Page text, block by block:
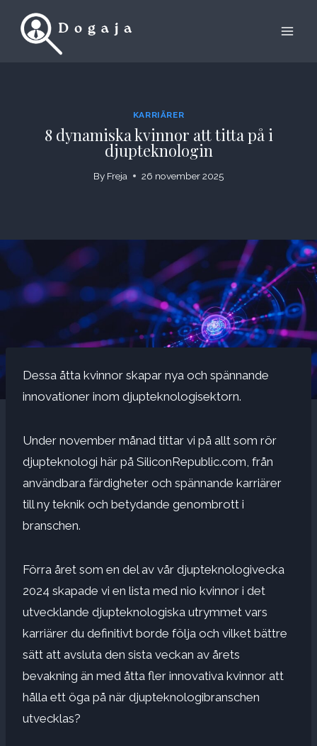
KARRIÄRER
8 dynamiska kvinnor att titta på i
djupteknologin
By Freja 26 november 2025
Dessa åtta kvinnor skapar nya och spännande
innovationer inom djupteknologisektorn.
Under november månad tittar vi på allt som rör
djupteknologi här på SiliconRepublic.com, från
användbara färdigheter och spännande karriärer
till ny teknik och betydande genombrott i
branschen.
Förra året som en del av vår djupteknologivecka
2024 skapade vi en lista med nio kvinnor i det
utvecklande djupteknologiska utrymmet vars
karriärer du definitivt borde följa och vilket bättre
sätt att avsluta den sista veckan av årets
bevakning än med åtta fler innovativa kvinnor att
hålla ett öga på när djupteknologibranschen
utvecklas?